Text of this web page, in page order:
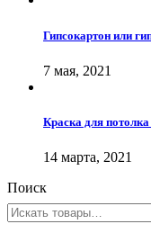
Гипсокартон или
7 мая, 2021
Краска для
14 марта, 2021
Поиск